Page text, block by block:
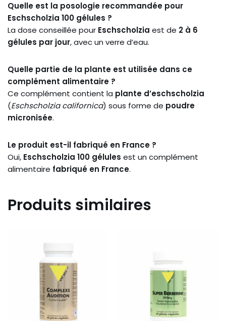
Quelle est la posologie recommandée pour
Eschscholzia 100 gélules ?
La dose conseillée pour Eschscholzia est de 2 à 6
gélules par jour, avec un verre d’eau.
Quelle partie de la plante est utilisée dans ce
complément alimentaire ?
Ce complément contient la plante d’eschscholzia
(Eschscholzia californica) sous forme de poudre
micronisée.
Le produit est-il fabriqué en France ?
Oui, Eschscholzia 100 gélules est un complément
alimentaire fabriqué en France.
Produits similaires